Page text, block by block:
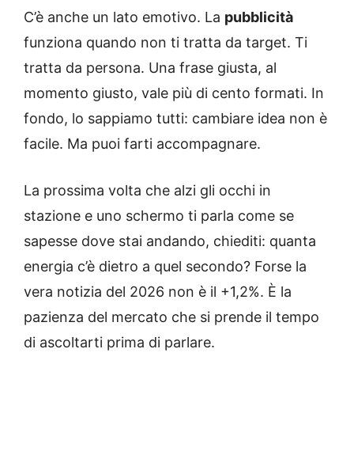
C’è anche un lato emotivo. La pubblicità
funziona quando non ti tratta da target. Ti
tratta da persona. Una frase giusta, al
momento giusto, vale più di cento formati. In
fondo, lo sappiamo tutti: cambiare idea non è
facile. Ma puoi farti accompagnare.
La prossima volta che alzi gli occhi in
stazione e uno schermo ti parla come se
sapesse dove stai andando, chiediti: quanta
energia c’è dietro a quel secondo? Forse la
vera notizia del 2026 non è il +1,2%. È la
pazienza del mercato che si prende il tempo
di ascoltarti prima di parlare.